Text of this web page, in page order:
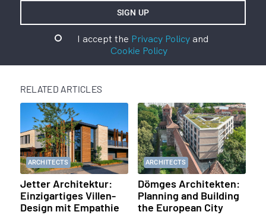
I accept the Privacy Policyand
Cookie Policy
RELATED ARTICLES
ARCHITECTS
Jetter Architektur:
Einzigartiges Villen-
Design mit Empathie
ARCHITECTS
Dömges Architekten:
Planning and Building
the European City